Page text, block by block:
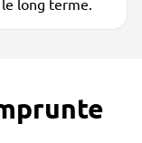
long terme.